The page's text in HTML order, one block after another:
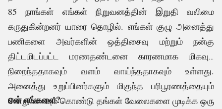
85 நாங்கள் எங்கள் நிறுவனத்தின் இறுதி வலிமை
கருதுகின்றனர் யாரை தொழில். எங்கள் குழு அனைத்து
பணிகளை அவர்களின் ஒத்திசைவு மற்றும் நன்கு
திட்டமிடப்பட்ட மரணதண்டனை காரணமாக மிகவும்
நிறைந்ததாகவும் வளம் வாய்ந்ததாகவும் உள்ளது.
அனைத்து உறுப்பினர்களும் மிகுந்த பரிபூரணத்தையும்
பொறுப்பையும் கொண்டு தங்கள் வேலைகளை முடிக்க ஒரு
.
ஏன் எங்களை?